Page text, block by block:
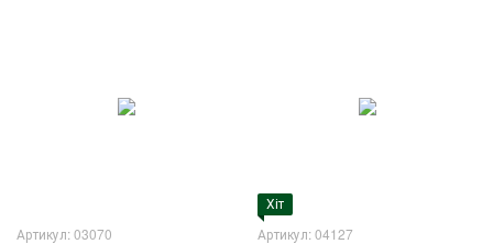
Артикул: 03070
Хіт
Артикул: 04127